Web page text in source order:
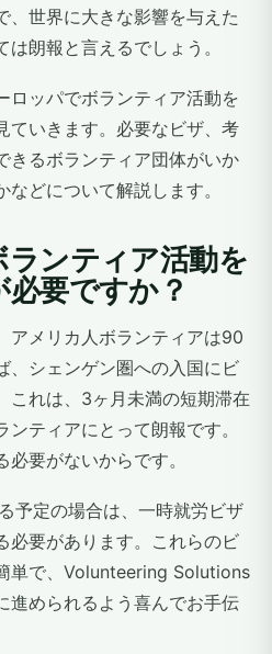
、世界に大きな影響を与えた
朗報と言えるでしょう。
ロッパでボランティア活動を
ていきます。必要なビザ、考
きるボランティア団体がいか
どについて解説します。
ランティア活動を
要ですか？
アメリカ人ボランティアは90
、シェンゲン圏への入国にビ
これは、3ヶ月未満の短期滞在
ティアにとって朗報です。
要がないからです。
予定の場合は、一時就労ビザ
必要があります。これらのビ
単で、Volunteering Solutions
進められるよう喜んでお手伝